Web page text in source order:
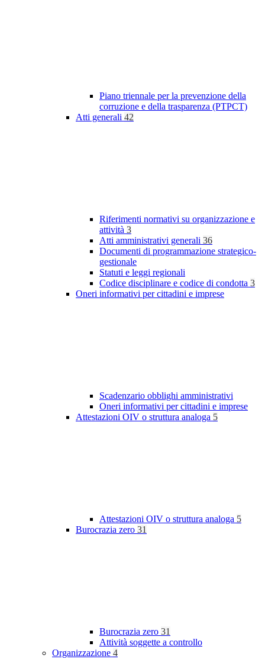
Piano triennale per la prevenzione della
corruzione e della trasparenza (PTPCT)
Atti generali 42
Riferimenti normativi su organizzazione e
attività 3
Atti amministrativi generali 36
Documenti di programmazione strategico-
gestionale
Statuti e leggi regionali
Codice disciplinare e codice di condotta 3
Oneri informativi per cittadini e imprese
Scadenzario obblighi amministrativi
Oneri informativi per cittadini e imprese
Attestazioni OIV o struttura analoga 5
Attestazioni OIV o struttura analoga 5
Burocrazia zero 31
Burocrazia zero 31
Attività soggette a controllo
Organizzazione 4